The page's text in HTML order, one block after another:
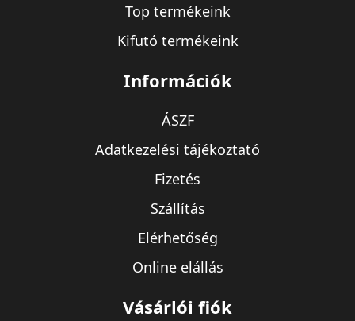
Top termékeink
Kifutó termékeink
Információk
ÁSZF
Adatkezelési tájékoztató
Fizetés
Szállítás
Elérhetőség
Online elállás
Vásárlói fiók